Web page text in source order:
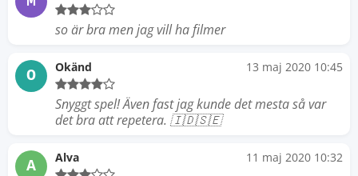
so är bra men jag vill ha filmer
O Okänd 13 maj 2020 10:45
Snyggt spel! Även fast jag kunde det mesta så var
det bra att repetera. 🇮🇩🇸🇪
A Alva 11 maj 2020 10:32